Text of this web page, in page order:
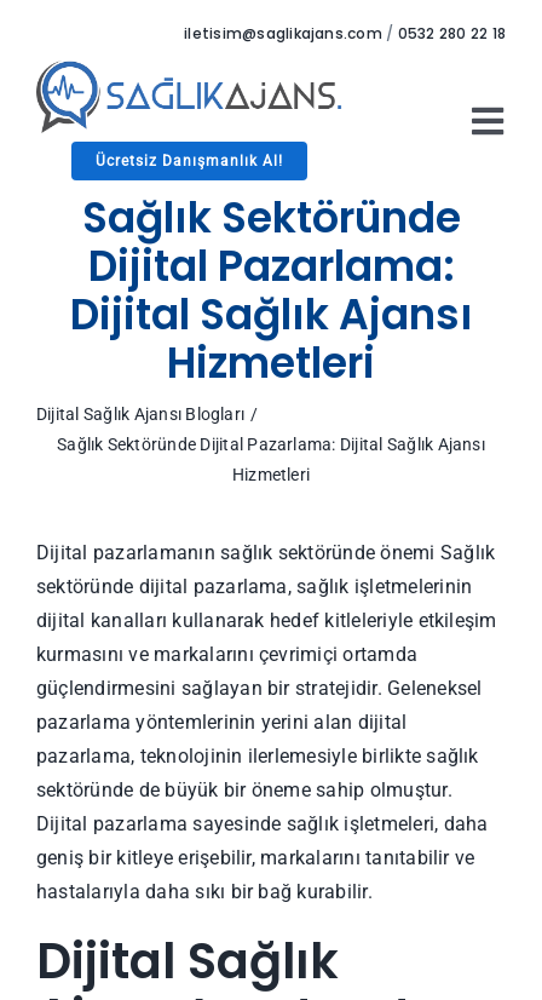
content
iletisim@saglikajans.com / 0532 280 22 18
Ücretsiz Danışmanlık Al!
Anasayfa
Hizmetler
Hakkımızda
Referanslar
Sağlık Sektöründe
Dijital Pazarlama:
Dijital Sağlık Ajansı
Hizmetleri
Dijital Sağlık Ajansı Blogları
Sağlık Sektöründe Dijital Pazarlama: Dijital Sağlık Ajansı
Hizmetleri
Dijital pazarlamanın sağlık sektöründe önemi Sağlık
sektöründe dijital pazarlama, sağlık işletmelerinin
dijital kanalları kullanarak hedef kitleleriyle etkileşim
kurmasını ve markalarını çevrimiçi ortamda
güçlendirmesini sağlayan bir stratejidir. Geleneksel
pazarlama yöntemlerinin yerini alan dijital
pazarlama, teknolojinin ilerlemesiyle birlikte sağlık
sektöründe de büyük bir öneme sahip olmuştur.
Dijital pazarlama sayesinde sağlık işletmeleri, daha
geniş bir kitleye erişebilir, markalarını tanıtabilir ve
hastalarıyla daha sıkı bir bağ kurabilir.
Dijital Sağlık